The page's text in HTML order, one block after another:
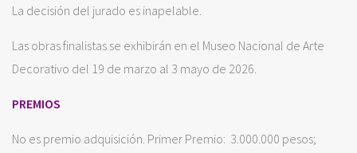
La decisión del jurado es inapelable.
Las obras finalistas se exhibirán en el Museo Nacional de Arte
Decorativo del 19 de marzo al 3 mayo de 2026.
PREMIOS
No es premio adquisición. Primer Premio: 3.000.000 pesos;